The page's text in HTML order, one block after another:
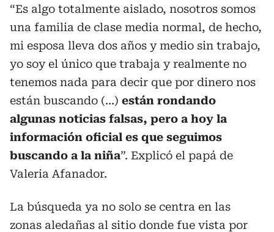
“Es algo totalmente aislado, nosotros somos
una familia de clase media normal, de hecho,
mi esposa lleva dos años y medio sin trabajo,
yo soy el único que trabaja y realmente no
tenemos nada para decir que por dinero nos
están buscando (…) están rondando
algunas noticias falsas, pero a hoy la
información oficial es que seguimos
buscando a la niña”. Explicó el papá de
Valeria Afanador.
La búsqueda ya no solo se centra en las
zonas aledañas al sitio donde fue vista por